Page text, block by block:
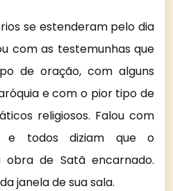
se estenderam pelo dia
com as testemunhas que
de oração, com alguns
e com o pior tipo de
religiosos. Falou com
e todos diziam que o
obra de Satã encarnado.
janela de sua sala.